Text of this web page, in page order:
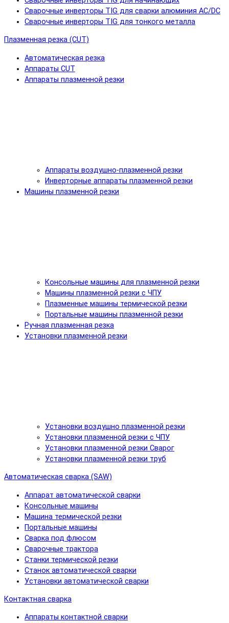
Сварочные инверторы TIG для сварки алюминия AC/DC
Сварочные инверторы TIG для тонкого металла
Плазменная резка (CUT)
Автоматическая резка
Аппараты CUT
Аппараты плазменной резки
Аппараты воздушно-плазменной резки
Инверторные аппараты плазменной резки
Машины плазменной резки
Консольные машины для плазменной резки
Машины плазменной резки с ЧПУ
Плазменные машины термической резки
Портальные машины плазменной резки
Ручная плазменная резка
Установки плазменной резки
Установки воздушно плазменной резки
Установки плазменной резки с ЧПУ
Установки плазменной резки Сварог
Установки плазменной резки труб
Автоматическая сварка (SAW)
Аппарат автоматической сварки
Консольные машины
Машина термической резки
Портальные машины
Сварка под флюсом
Сварочные трактора
Станки термической резки
Станок автоматической сварки
Установки автоматической сварки
Контактная сварка
Аппараты контактной сварки